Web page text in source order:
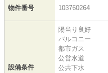
物件番号 103760264
設備条件
陽当り良好
バルコニー
都市ガス
公営水道
公共下水